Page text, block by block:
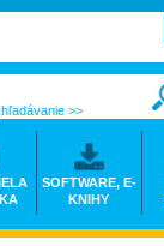
>>
SOFTWARE, E-
KNIHY